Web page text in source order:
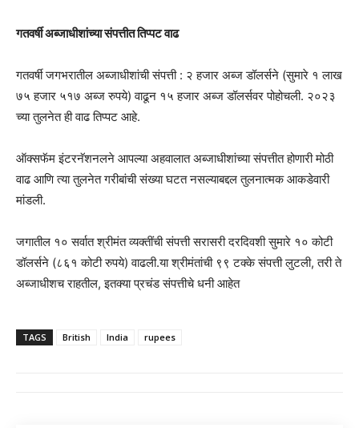
गतवर्षी अब्जाधीशांच्या संपत्तीत तिप्पट वाढ
गतवर्षी जगभरातील अब्जाधीशांची संपत्ती : २ हजार अब्ज डॉलर्सने (सुमारे १ लाख
७५ हजार ५१७ अब्ज रुपये) वाढून १५ हजार अब्ज डॉलर्सवर पोहोचली. २०२३
च्या तुलनेत ही वाढ तिप्पट आहे.
ऑक्सफॅम इंटरनॅशनलने आपल्या अहवालात अब्जाधीशांच्या संपत्तीत होणारी मोठी
वाढ आणि त्या तुलनेत गरीबांची संख्या घटत नसल्याबद्दल तुलनात्मक आकडेवारी
मांडली.
जगातील १० सर्वात श्रीमंत व्यक्तींची संपत्ती सरासरी दरदिवशी सुमारे १० कोटी
डॉलर्सने (८६१ कोटी रुपये) वाढली.या श्रीमंतांची ९९ टक्के संपत्ती लुटली, तरी ते
अब्जाधीशच राहतील, इतक्या प्रचंड संपत्तीचे धनी आहेत
TAGS British India rupees